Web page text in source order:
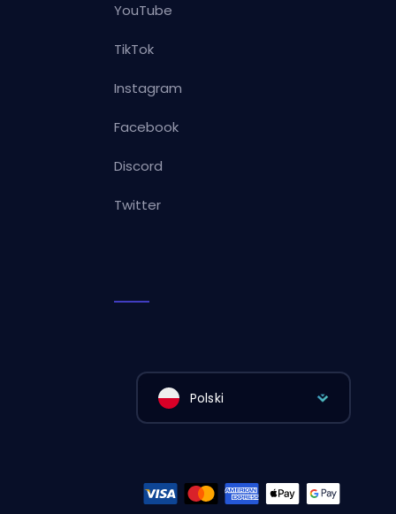
YouTube
TikTok
Instagram
Facebook
Discord
Twitter
Polski